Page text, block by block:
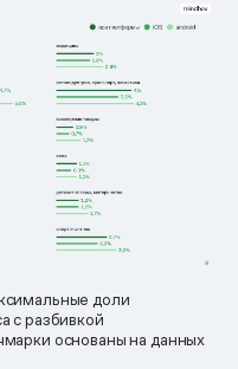
доли
с разбивкой
основаны на данных